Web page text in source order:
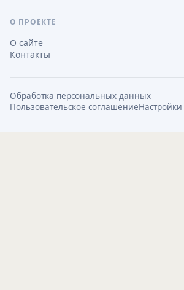
О ПРОЕКТЕ
О сайте
Контакты
Обработка персональных данных
Пользовательское соглашениеНастройки